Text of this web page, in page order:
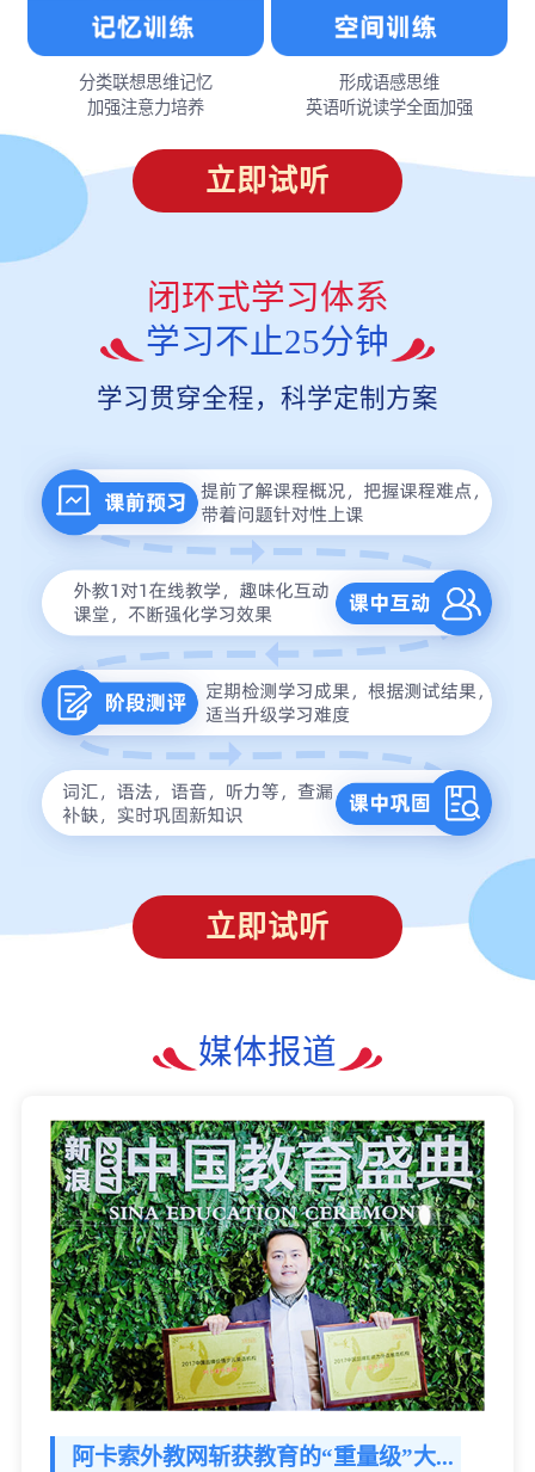
分类联想思维记忆
加强注意力培养
形成语感思维
英语听说读学全面加强
立即试听
闭环式学习体系
学习不止25分钟
学习贯穿全程，科学定制方案
立即试听
媒体报道
阿卡索外教网斩获教育的“重量级”大...